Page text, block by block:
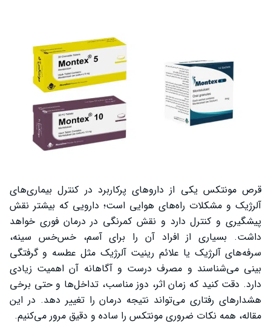
قرص مونتکس یکی از داروهای پرکاربرد در کنترل بیماری‌های
آلرژیک و مشکلات راه‌های هوایی است؛ دارویی که بیشتر نقش
پیشگیری و کنترل دارد و نقش کمرنگی در درمان فوری خواهد
داشت. بسیاری از افراد آن را برای آسم، خس‌خس سینه،
سرفه‌های آلرژیک یا علائم رینیت آلرژیک مثل عطسه و گرفتگی
بینی می‌شناسند و مصرف درست و آگاهانه آن اهمیت زیادی
دارد. دقت کنید که زمان اثر، دوز مناسب، تداخل‌ها و حتی برخی
هشدارهای رفتاری می‌تواند نتیجه درمان را تغییر دهد. در این
مقاله، همه نکات ضروری مونتکس را ساده و دقیق مرور می‌کنیم.